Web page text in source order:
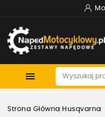

Strona Główna Husqvarna